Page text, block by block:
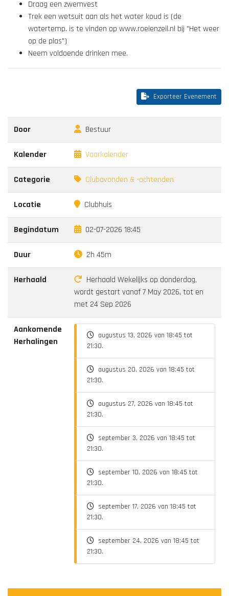
Draag een zwemvest
Trek een wetsuit aan als het water koud is (de
watertemp. is te vinden op www.roeienzeil.nl bij "Het weer
op de plas")
Neem voldoende drinken mee.
Exporteer Evenement
Door Bestuur
Kalender Vaarkalender
Categorie Clubavonden & -ochtenden
Locatie Clubhuis
Begindatum 02-07-2026 18:45
Duur 2h 45m
Herhaald
Herhaald Wekelijks op donderdag,
wordt gestart vanaf 7 May 2026, tot en
met 24 Sep 2026
Aankomende
Herhalingen
augustus 13, 2026 van 18:45 tot
21:30.
augustus 20, 2026 van 18:45 tot
21:30.
augustus 27, 2026 van 18:45 tot
21:30.
september 3, 2026 van 18:45 tot
21:30.
september 10, 2026 van 18:45 tot
21:30.
september 17, 2026 van 18:45 tot
21:30.
september 24, 2026 van 18:45 tot
21:30.